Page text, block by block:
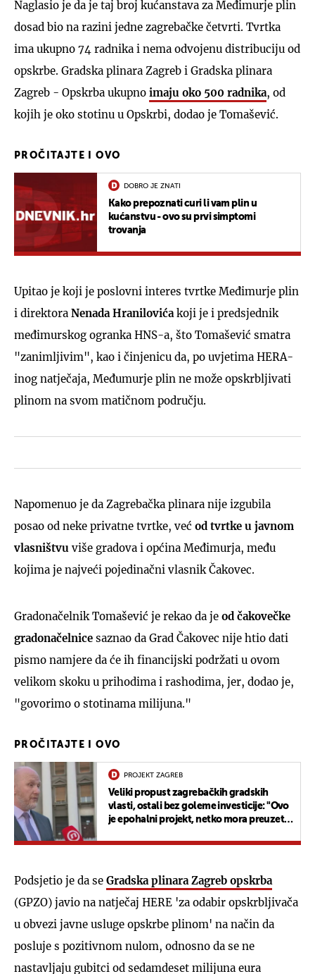
Naglasio je da je taj broj kućanstava za Međimurje plin
dosad bio na razini jedne zagrebačke četvrti. Tvrtka
ima ukupno 74 radnika i nema odvojenu distribuciju od
opskrbe. Gradska plinara Zagreb i Gradska plinara
Zagreb - Opskrba ukupno imaju oko 500 radnika, od
kojih je oko stotinu u Opskrbi, dodao je Tomašević.
PROČITAJTE I OVO
DOBRO JE ZNATI
Kako prepoznati curi li vam plin u
kućanstvu - ovo su prvi simptomi
trovanja
Upitao je koji je poslovni interes tvrtke Međimurje plin
i direktora Nenada Hranilovićakoji je i predsjednik
međimurskog ogranka HNS-a, što Tomašević smatra
"zanimljivim", kao i činjenicu da, po uvjetima HERA-
inog natječaja, Međumurje plin ne može opskrbljivati
plinom na svom matičnom području.
Napomenuo je da Zagrebačka plinara nije izgubila
posao od neke privatne tvrtke, već od tvrtke u javnom
vlasništvu više gradova i općina Međimurja, među
kojima je najveći pojedinačni vlasnik Čakovec.
Gradonačelnik Tomašević je rekao da je od čakovečke
gradonačelnice saznao da Grad Čakovec nije htio dati
pismo namjere da će ih financijski podržati u ovom
velikom skoku u prihodima i rashodima, jer, dodao je,
"govorimo o stotinama milijuna."
PROČITAJTE I OVO
PROJEKT ZAGREB
Veliki propust zagrebačkih gradskih
vlasti, ostali bez goleme investicije: "Ovo
je epohalni projekt, netko mora preuzeti
Podsjetio je da se Gradska plinara Zagreb opskrba
(GPZO) javio na natječaj HERE 'za odabir opskrbljivača
u obvezi javne usluge opskrbe plinom' na način da
posluje s pozitivnom nulom, odnosno da se ne
nastavljaju gubitci od sedamdeset milijuna eura